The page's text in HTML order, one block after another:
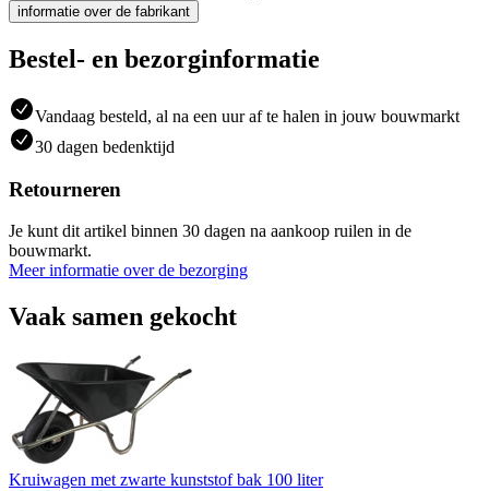
informatie over de fabrikant
Bestel- en bezorginformatie
Vandaag besteld, al na een uur af te halen in jouw bouwmarkt
30 dagen bedenktijd
Retourneren
Je kunt dit artikel binnen 30 dagen na aankoop ruilen in de
bouwmarkt.
Meer informatie over de bezorging
Vaak samen gekocht
Kruiwagen met zwarte kunststof bak 100 liter